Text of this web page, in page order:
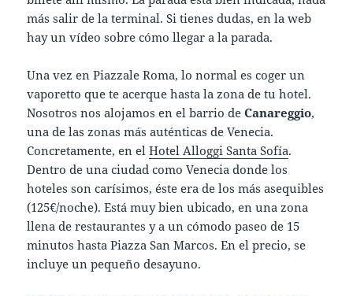
más salir de la terminal. Si tienes dudas, en la web
hay un vídeo sobre cómo llegar a la parada.
Una vez en Piazzale Roma, lo normal es coger un
vaporetto que te acerque hasta la zona de tu hotel.
Nosotros nos alojamos en el barrio deCanareggio,
una de las zonas más auténticas de Venecia.
Concretamente, en elHotel Alloggi Santa Sofía.
Dentro de una ciudad como Venecia donde los
hoteles son carísimos, éste era de los más asequibles
(125€/noche). Está muy bien ubicado, en una zona
llena de restaurantes y a un cómodo paseo de 15
minutos hasta Piazza San Marcos. En el precio, se
incluye un pequeño desayuno.